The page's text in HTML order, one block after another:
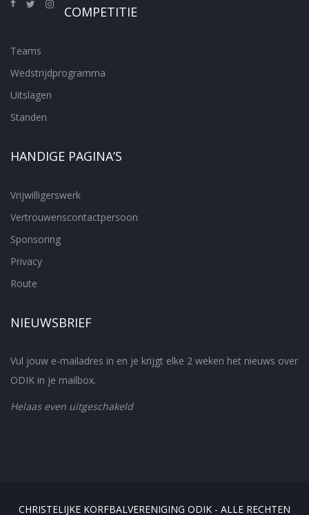
COMPETITIE
Teams
Wedstrijdprogramma
Uitslagen
Standen
HANDIGE PAGINA’S
Vrijwilligerswerk
Vertrouwenscontactpersoon
Sponsoring
Privacy
Route
NIEUWSBRIEF
Vul jouw e-mailadres in en je krijgt elke 2 weken het nieuws over
ODIK in je mailbox.
Helaas even uitgeschakeld
CHRISTELIJKE KORFBALVERENIGING ODIK - ALLE RECHTEN